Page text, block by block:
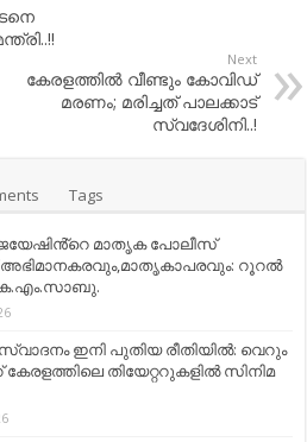
Next
കേരളത്തിൽ വീണ്ടും കോവിഡ്
മരണം; മരിച്ചത് പാലക്കാട്
സ്വദേശിനി..!
Tags
മാതൃക പോലീസ്
റൂറൽ
ഇനി പുതിയ രീതിയിൽ: വെറും
തിയേറ്ററുകളിൽ സിനിമ